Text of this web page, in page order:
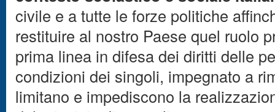
civile e a tutte le forze politiche
restituire al nostro Paese quel ruolo
prima linea in difesa dei diritti delle
condizioni dei singoli, impegnato a
limitano e impediscono la